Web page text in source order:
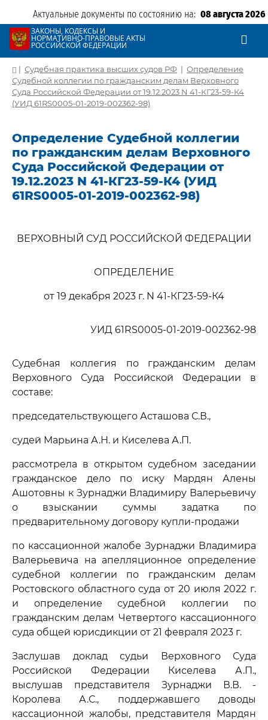
Актуальные документы по состоянию на: 08 августа 2026
ЗАКОНЫ, КОДЕКСЫ И
НОРМАТИВНО-ПРАВОВЫЕ АКТЫ
РОССИЙСКОЙ ФЕДЕРАЦИИ
| Судебная практика высших судов РФ | Определение
Судебной коллегии по гражданским делам Верховного
Суда Российской Федерации от 19.12.2023 N 41-КГ23-59-К4
(УИД 61RS0005-01-2019-002362-98)
Определение Судебной коллегии
по гражданским делам Верховного
Суда Российской Федерации от
19.12.2023 N 41-КГ23-59-К4 (УИД
61RS0005-01-2019-002362-98)
ВЕРХОВНЫЙ СУД РОССИЙСКОЙ ФЕДЕРАЦИИ
ОПРЕДЕЛЕНИЕ
от 19 декабря 2023 г. N 41-КГ23-59-К4
УИД 61RS0005-01-2019-002362-98
Судебная коллегия по гражданским делам
Верховного Суда Российской Федерации в
составе:
председательствующего Асташова С.В.,
судей Марьина А.Н. и Киселева А.П.
рассмотрела в открытом судебном заседании
гражданское дело по иску Мардян Алены
Ашотовны к Зурнаджи Владимиру Валерьевичу
о взыскании суммы задатка по
предварительному договору купли-продажи
по кассационной жалобе Зурнаджи Владимира
Валерьевича на апелляционное определение
судебной коллегии по гражданским делам
Ростовского областного суда от 20 июля 2022 г.
и определение судебной коллегии по
гражданским делам Четвертого кассационного
суда общей юрисдикции от 21 февраля 2023 г.
Заслушав доклад судьи Верховного Суда
Российской Федерации Киселева А.П.,
выслушав представителя Зурнаджи В.В. -
Королева А.С., поддержавшего доводы
кассационной жалобы, представителя Мардян